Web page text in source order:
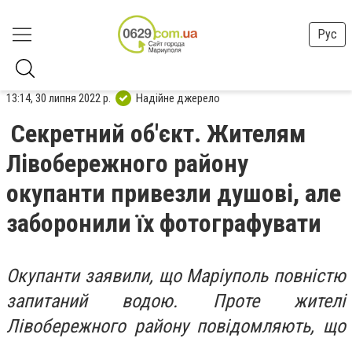
Рус
13:14, 30 липня 2022 р. Надійне джерело
Секретний об'єкт. Жителям
Лівобережного району
окупанти привезли душові, але
заборонили їх фотографувати
Окупанти заявили, що Маріуполь повністю
запитаний водою. Проте жителі
Лівобережного району повідомляють, що